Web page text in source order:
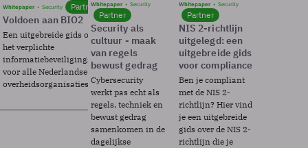
Whitepaper Security Partner
Voldoen aan BIO2
Een uitgebreide gids over BIO2,
het verplichte
informatiebeveiligingsframework
voor alle Nederlandse
overheidsorganisaties.
Whitepaper Security
Partner
Security als
cultuur - maak
van regels
bewust gedrag
Cybersecurity
werkt pas echt als
regels, techniek en
bewust gedrag
samenkomen in de
dagelijkse
Whitepaper Security
Partner
NIS 2-richtlijn
uitgelegd: een
uitgebreide gids
voor compliance
Ben je compliant
met de NIS 2-
richtlijn? Hier vind
je een uitgebreide
gids over de NIS 2-
richtlijn die je